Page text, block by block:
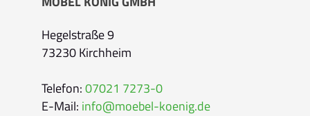
Hegelstraße 9
73230 Kirchheim
Telefon:07021 7273-0
E-Mail: info@moebel-koenig.de
Bitte geben Sie eine gültige E-Mail-Adresse